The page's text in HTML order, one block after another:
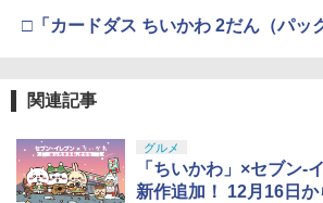
□「カードダス ちいかわ 2だん（パッ
関連記事
グルメ
「ちいかわ」×セブン-
新作追加！ 12月16日